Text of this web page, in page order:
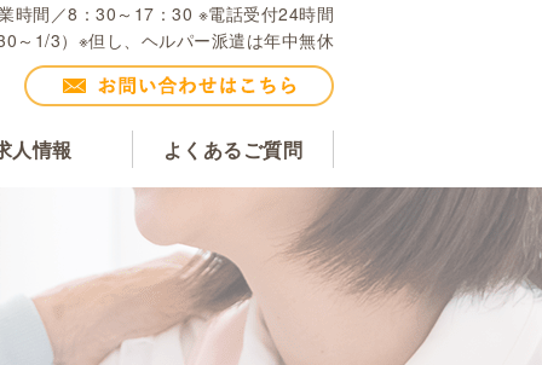
時間／8：30～17：30 ※電話受付24時間
～1/3）※但し、ヘルパー派遣は年中無休
人情報 よくあるご質問